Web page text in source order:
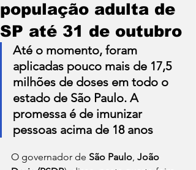
população adulta de
SP até 31 de outubro
Até o momento, foram
aplicadas pouco mais de 17,5
milhões de doses em todo o
estado de São Paulo. A
promessa é de imunizar
pessoas acima de 18 anos
O governador de São Paulo, João